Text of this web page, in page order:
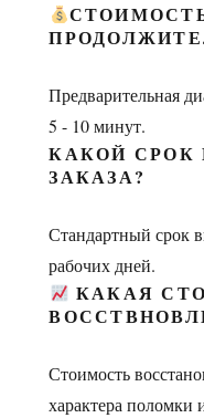
Предварительная
5 - 10 минут.
КАКОЙ СРОК
ЗАКАЗА?
Стандартный срок
рабочих дней.
КАКАЯ
Стоимость
характера поломки